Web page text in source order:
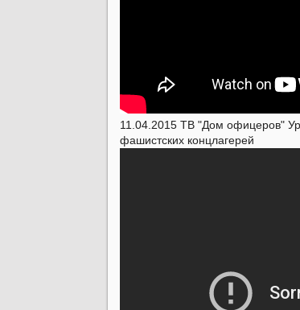
11.04.2015ТВ "Дом офицеров"
фашистских концлагерей